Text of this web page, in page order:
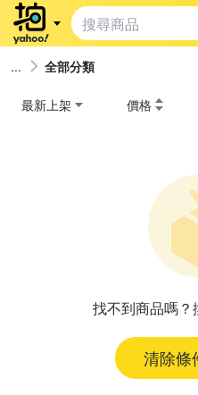
全部分類
最新上架 價格
找不到商品嗎？
清除條